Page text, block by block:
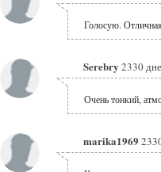
Голосую.
Serebry 2330
Очень тонкий,
marika1969